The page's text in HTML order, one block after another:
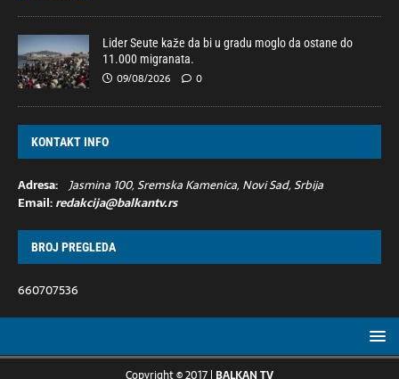
Lider Seute kaže da bi u gradu moglo da ostane do
11.000 migranata.
09/08/2026 0
KONTAKT INFO
Adresa: Jasmina 100, Sremska Kamenica, Novi Sad, Srbija
Email:redakcija@balkantv.rs
BROJ PREGLEDA
660707536